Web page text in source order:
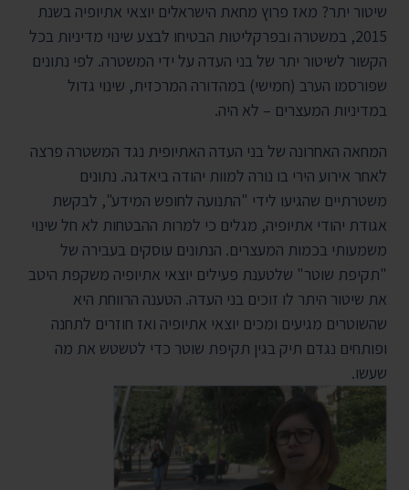
שיטור יתר? מאז פרוץ מחאת הישראלים יוצאי אתיופיה בשנת
2015, במשטרה ובפרקליטות הבטיחו לבצע שינוי מדיניות בכל
הקשור לשיטור יתר של בני העדה על ידי המשטרה. לפי נתונים
שפורסמו הערב (חמישי) במהדורה המרכזית, שינוי גדול
במדיניות המעצרים – לא היה.
המחאה האחרונה של בני העדה האתיופית נגד המשטרה פרצה
לאחר אירוע הירי בו נורה למוות יהודה ביאדגה. נתונים
משטרתיים שהגיעו לידי "התנועה לחופש המידע", לבקשת
אגודת יהודי אתיופיה, מגלים כי למרות ההבטחות לא חל שינוי
משמעותי בכמות המעצרים. הנתונים עוסקים בעבירה של
"תקיפת שוטר" שלטענת פעילים יוצאי אתיופיה משקפת היטב
את שיטור היתר לו זוכים בני העדה. הטענה הרווחת היא
שהשוטרים מגיעים ומכים יוצאי אתיופיה ואז חוזרים לתחנה
ופותחים נגדם תיק בגין תקיפת שוטר כדי לטשטש את מה
שעשו.